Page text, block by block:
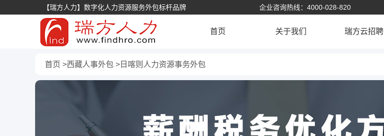
【瑞方人力】数字化人力资源服务外包标杆品牌 企业咨询热线：4000-028-820
首页 关于我们 瑞方云招聘
首页 西藏人事外包 日喀则人力资源事务外包